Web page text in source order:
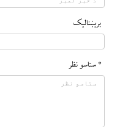
بريښناليک
* ستاسو نظر